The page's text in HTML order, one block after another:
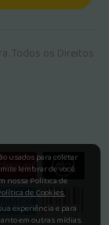
Todos os Direitos
usados para coletar
lembrar de você.
nossa Política de
de Cookies.
experiência e para
em outras mídias.